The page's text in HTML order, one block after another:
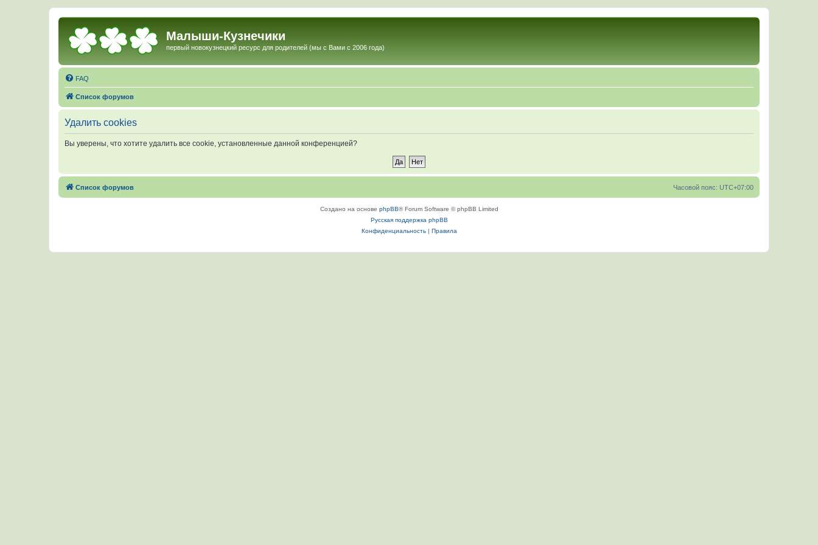
Малыши-Кузнечики
первый новокузнецкий ресурс для родителей (мы с Вами с 2006 года)
FAQ
Список форумов
Удалить cookies
Вы уверены, что хотите удалить все cookie, установленные данной конференцией?
Список форумов Часовой пояс: UTC+07:00
Создано на основе phpBB® Forum Software © phpBB Limited
Русская поддержка phpBB
Конфиденциальность| Правила